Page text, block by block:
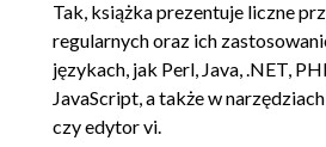
Inne źródła informacji (81)
Python (81)
Obsługiwane metaznaki (82)
Obiekty i funkcje modułu re
Tak, książka prezentuje liczne
regularnych oraz ich
językach, jak Perl, Java, .NET,
JavaScript, a także w
czy edytor vi.